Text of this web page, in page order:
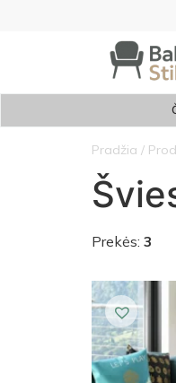
Pradžia /
Prekės: 3